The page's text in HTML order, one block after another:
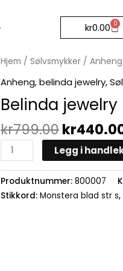
kr0.00 0
Hjem / Sølvsmykker / Anheng
Anheng,belinda jewelry,
Belinda jewelry
kr799.00
pris
var:
kr799.00.
kr
Belinda
jewelry
Legg i
Produktnummer: 800007
Stikkord: Monstera blad str s,